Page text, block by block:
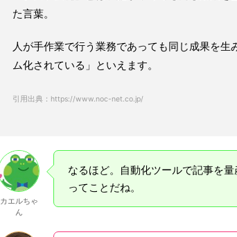
た言葉。
人が手作業で行う業務であっても同じ成果を
ム化されている」といえます。
引用出典：https://www.noc-net.co.jp/
カエルちゃ
ん
なるほど。自動化ツールで記事を
ってことだね。